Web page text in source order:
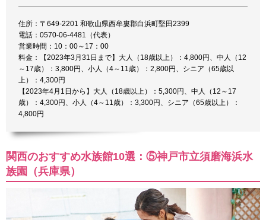
住所：〒649-2201 和歌山県西牟婁郡白浜町堅田2399
電話：0570-06-4481（代表）
営業時間：10：00～17：00
料金：【2023年3月31日まで】大人（18歳以上）：4,800円、中人（12
～17歳）：3,800円、小人（4～11歳）：2,800円、シニア（65歳以
上）：4,300円
【2023年4月1日から】大人（18歳以上）：5,300円、中人（12～17
歳）：4,300円、小人（4～11歳）：3,300円、シニア（65歳以上）：
4,800円
関西のおすすめ水族館10選：⑤神戸市立須磨海浜水
族園（兵庫県）